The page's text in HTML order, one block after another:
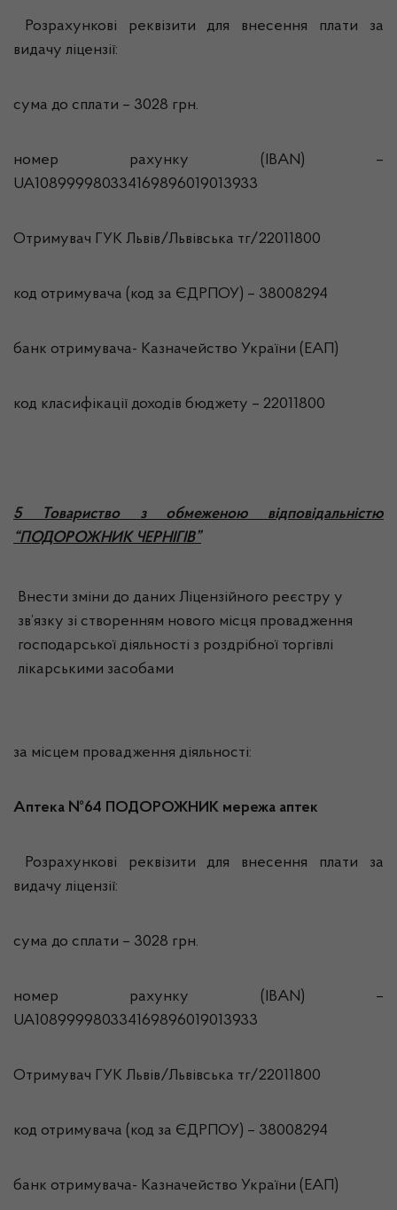
Розрахункові реквізити для внесення плати за
видачу ліцензії:
сума до сплати – 3028 грн.
номер рахунку (IBAN) –
UA108999980334169896019013933
Отримувач ГУК Львiв/Львівська тг/22011800
код отримувача (код за ЄДРПОУ) – 38008294
банк отримувача- Казначейство України (ЕАП)
код класифікації доходів бюджету – 22011800
5 Товариство з обмеженою відповідальністю
“ПОДОРОЖНИК ЧЕРНІГІВ”
Внести зміни до даних Ліцензійного реєстру у
зв’язку зі створенням нового місця провадження
господарської діяльності з роздрібної торгівлі
лікарськими засобами
за місцем провадження діяльності:
Аптека №64 ПОДОРОЖНИК мережа аптек
Розрахункові реквізити для внесення плати за
видачу ліцензії:
сума до сплати – 3028 грн.
номер рахунку (IBAN) –
UA108999980334169896019013933
Отримувач ГУК Львiв/Львівська тг/22011800
код отримувача (код за ЄДРПОУ) – 38008294
банк отримувача- Казначейство України (ЕАП)